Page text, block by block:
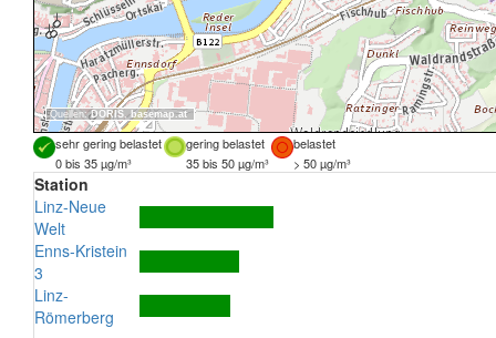
Quellen:DORIS, basemap.at
sehr gering belastet gering belastet
belastet
0 bis 35 µg/m³
35 bis 50 µg/m³ > 50 µg/m³
Station
Linz-Neue
Welt
Enns-Kristein
3
Linz-
Römerberg